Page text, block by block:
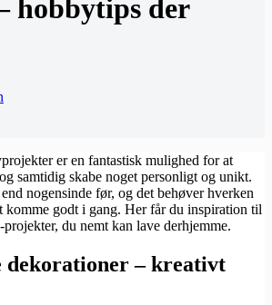
hobbytips der
er en fantastisk mulighed for at
samtidig skabe noget personligt og unikt.
nogensinde før, og det behøver hverken
godt i gang. Her får du inspiration til
du nemt kan lave derhjemme.
dekorationer – kreativt